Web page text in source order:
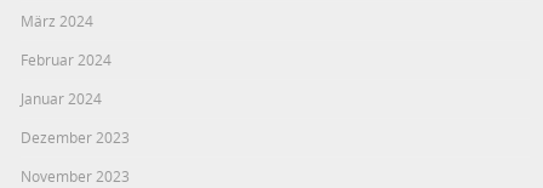
März 2024
Februar 2024
Januar 2024
Dezember 2023
November 2023